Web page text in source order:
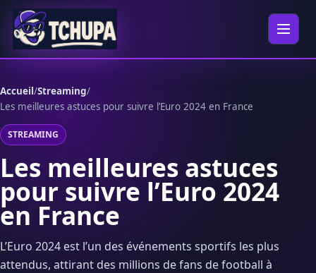
Aller au contenu
Ouvrir
Accueil/Streaming/
Les meilleures astuces pour suivre l’Euro 2024 en France
STREAMING
Les meilleures astuces
pour suivre l’Euro 2024
en France
L’Euro 2024 est l’un des événements sportifs les plus
attendus, attirant des millions de fans de football à